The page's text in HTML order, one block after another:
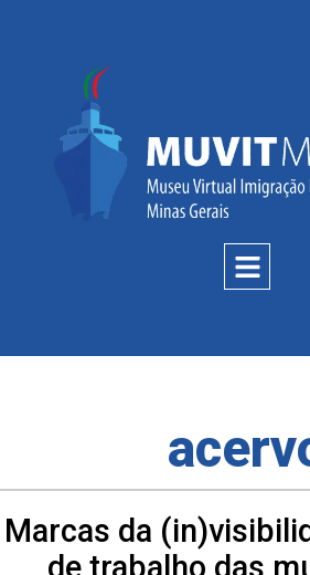
Marcas da
de trabalho das